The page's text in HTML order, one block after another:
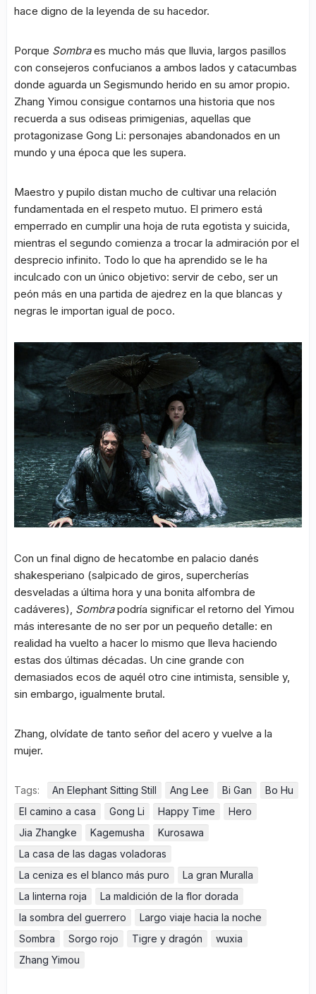
hace digno de la leyenda de su hacedor.
Porque Sombraes mucho más que lluvia, largos pasillos
con consejeros confucianos a ambos lados y catacumbas
donde aguarda un Segismundo herido en su amor propio.
Zhang Yimou consigue contarnos una historia que nos
recuerda a sus odiseas primigenias, aquellas que
protagonizase Gong Li: personajes abandonados en un
mundo y una época que les supera.
Maestro y pupilo distan mucho de cultivar una relación
fundamentada en el respeto mutuo. El primero está
emperrado en cumplir una hoja de ruta egotista y suicida,
mientras el segundo comienza a trocar la admiración por el
desprecio infinito. Todo lo que ha aprendido se le ha
inculcado con un único objetivo: servir de cebo, ser un
peón más en una partida de ajedrez en la que blancas y
negras le importan igual de poco.
Con un final digno de hecatombe en palacio danés
shakesperiano (salpicado de giros, supercherías
desveladas a última hora y una bonita alfombra de
cadáveres), Sombrapodría significar el retorno del Yimou
más interesante de no ser por un pequeño detalle: en
realidad ha vuelto a hacer lo mismo que lleva haciendo
estas dos últimas décadas. Un cine grande con
demasiados ecos de aquél otro cine intimista, sensible y,
sin embargo, igualmente brutal.
Zhang, olvídate de tanto señor del acero y vuelve a la
mujer.
Tags: An Elephant Sitting Still Ang Lee Bi Gan
Bo Hu
El camino a casa
Gong Li Happy Time
Hero
Jia Zhangke
Kagemusha
Kurosawa
La casa de las dagas voladoras
La ceniza es el blanco más puro
La gran Muralla
La linterna roja
La maldición de la flor dorada
la sombra del guerrero
Largo viaje hacia la noche
Sombra
Sorgo rojo Tigre y dragón
wuxia
Zhang Yimou